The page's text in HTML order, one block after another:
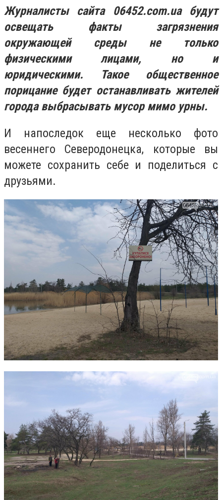
Журналисты сайта 06452.com.ua будут
освещать факты загрязнения
окружающей среды не только
физическими лицами, но и
юридическими. Такое общественное
порицание будет останавливать жителей
города выбрасывать мусор мимо урны.
И напоследок еще несколько фото
весеннего Северодонецка, которые вы
можете сохранить себе и поделиться с
друзьями.